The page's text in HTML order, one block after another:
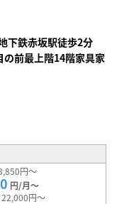
下鉄赤坂駅徒歩2分
前最上階14階家具家
円～
円/月～
円～